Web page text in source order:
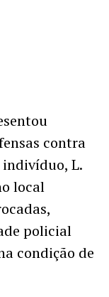
contra
L.
local
policial
condição de